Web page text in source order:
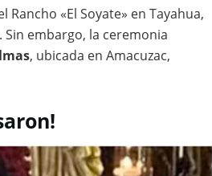
«El Soyate» en Tayahua,
Sin embargo, la ceremonia
, ubicada en Amacuzac,